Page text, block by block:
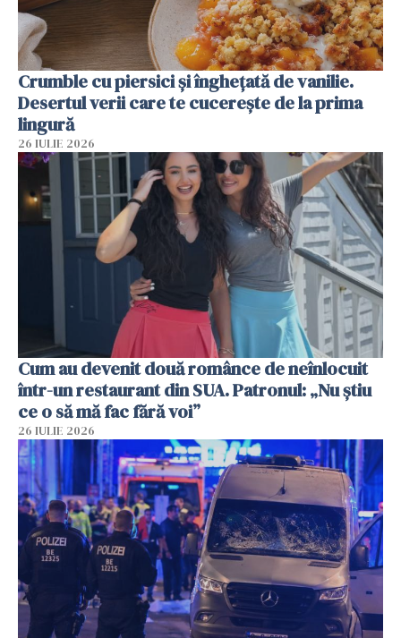
Crumble cu piersici și înghețată de vanilie.
Desertul verii care te cucerește de la prima
lingură
26 IULIE 2026
Cum au devenit două românce de neînlocuit
într-un restaurant din SUA. Patronul: „Nu știu
ce o să mă fac fără voi”
26 IULIE 2026